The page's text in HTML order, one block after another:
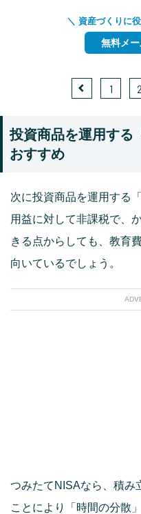
＼ 資産づくりに
無料メ
1 2
投資商品を運用する
おすすめ
次に投資商品を運用する
用益に対して非課税で、
きる点からしても、教育
向いているでしょう。
つみたてNISAなら、積み
ことにより「時間の分散